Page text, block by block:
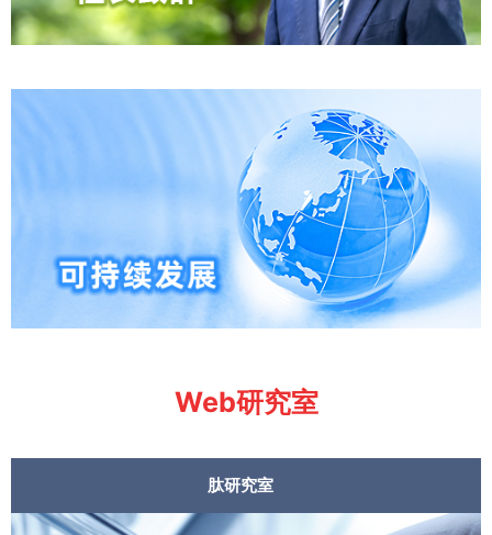
Web研究室
肽研究室